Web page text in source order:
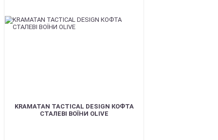
KRAMATAN TACTICAL DESIGN КОФТА
СТАЛЕВІ ВОЇНИ OLIVE